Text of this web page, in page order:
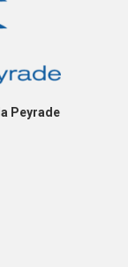
Peyrade